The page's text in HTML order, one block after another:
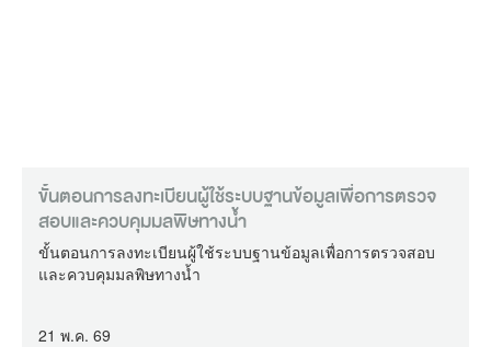
4 โรงแรมเซ็นทราศูนย์ราชการและคอนเวนชั่นเซนเตอร์
แจ้งวัฒนะ กรุงเทพมหานคร
ขั้นตอนการลงทะเบียนผู้ใช้ระบบฐานข้อมูลเพื่อการตรวจ
สอบและควบคุมมลพิษทางน้ำ
ขั้นตอนการลงทะเบียนผู้ใช้ระบบฐานข้อมูลเพื่อการตรวจสอบ
และควบคุมมลพิษทางน้ำ
21 พ.ค. 69